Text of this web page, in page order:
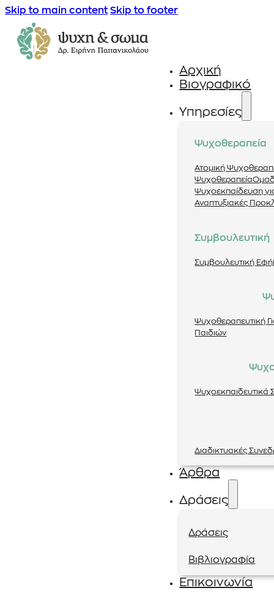
Skip to main content Skip to footer
Αρχική
Βιογραφικό
Υπηρεσίες
Ψυχοθεραπεία
Ατομική
Ψυχοθεραπεία
Ψυχοεκπαίδευση
Αναπτυξιακές
Συμβουλευτική
Συμβουλευτική
Ψυχοθεραπευτική
Παιδιών
Ψυχοεκπαιδευτικά
Διαδικτυακές
Άρθρα
Δράσεις
Δράσεις
Βιβλιογραφία
Επικοινωνία